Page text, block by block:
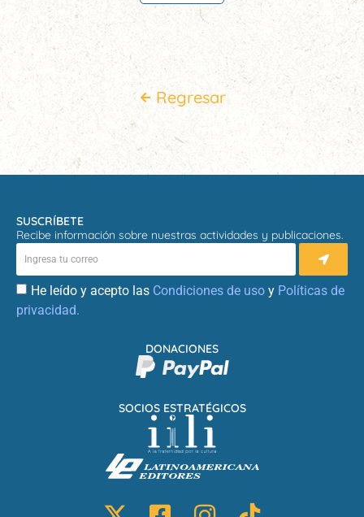
Regresar
SUSCRÍBETE
Recibe información sobre nuestras actividades y publicaciones.
He leído y acepto las Condiciones de uso y Políticas de
privacidad.
SOCIOS ESTRATÉGICOS
DONACIONES